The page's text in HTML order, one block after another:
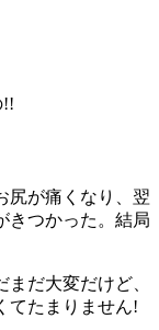
!!
尻が痛くなり、翌
きつかった。結局
だ大変だけど、
てたまりません!